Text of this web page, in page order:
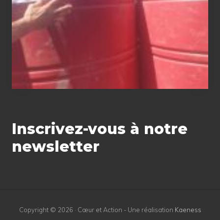
Inscrivez-vous à notre
newsletter
Copyright © 2026 · Cœur et Action - Une réalisation Kaeness